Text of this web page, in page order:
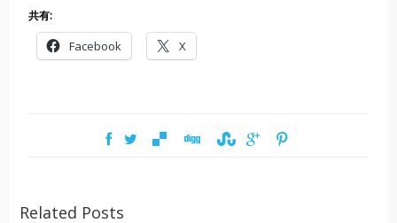
共有:
Facebook X
Related Posts